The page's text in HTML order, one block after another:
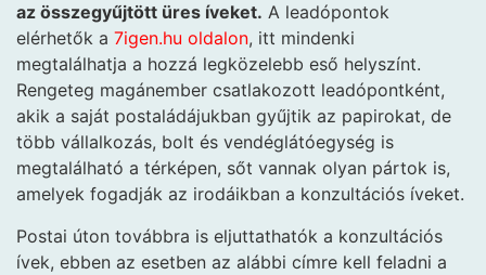
az összegyűjtött üres íveket. A leadópontok
elérhetők a 7igen.hu oldalon, itt mindenki
megtalálhatja a hozzá legközelebb eső helyszínt.
Rengeteg magánember csatlakozott leadópontként,
akik a saját postaládájukban gyűjtik az papirokat, de
több vállalkozás, bolt és vendéglátóegység is
megtalálható a térképen, sőt vannak olyan pártok is,
amelyek fogadják az irodáikban a konzultációs íveket.
Postai úton továbbra is eljuttathatók a konzultációs
ívek, ebben az esetben az alábbi címre kell feladni a